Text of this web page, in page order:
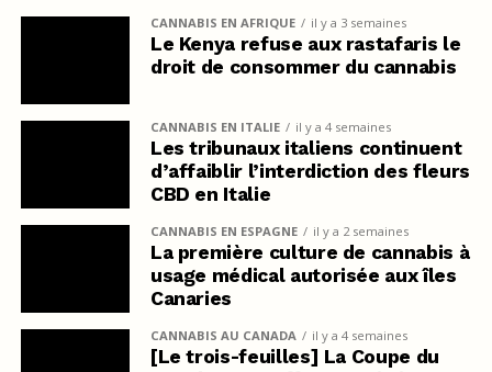
CANNABIS EN AFRIQUE il y a 3 semaines
Le Kenya refuse aux rastafaris le
droit de consommer du cannabis
CANNABIS EN ITALIE il y a 4 semaines
Les tribunaux italiens continuent
d’affaiblir l’interdiction des fleurs
CBD en Italie
CANNABIS EN ESPAGNE il y a 2 semaines
La première culture de cannabis à
usage médical autorisée aux îles
Canaries
CANNABIS AU CANADA il y a 4 semaines
[Le trois-feuilles] La Coupe du